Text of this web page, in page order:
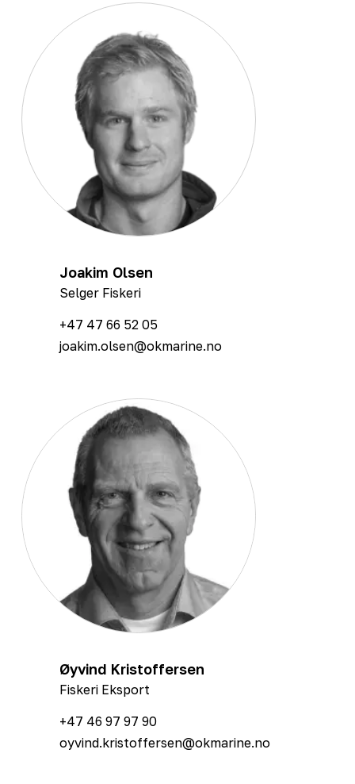
Joakim Olsen
Selger Fiskeri
+47 47 66 52 05
joakim.olsen@okmarine.no
Øyvind Kristoffersen
Fiskeri Eksport
+47 46 97 97 90
oyvind.kristoffersen@okmarine.no